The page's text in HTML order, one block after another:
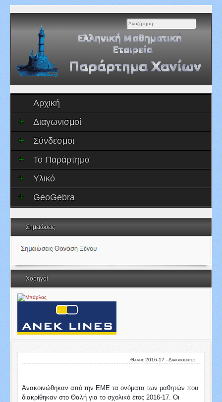
Αναζήτηση...
Αρχική
Διαγωνισμοί
Σύνδεσμοι
Το Παράρτημα
Υλικό
GeoGebra
Σημειώσεις
Χορηγοί
Θαλής 2016-17 - Διακριθέντες
Ανακοινώθηκαν από την ΕΜΕ τα ονόματα των μαθητών που
διακρίθηκαν στο Θαλή για το σχολικό έτος 2016-17. Οι